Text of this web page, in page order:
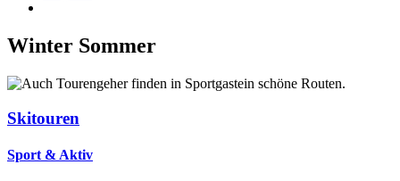
Winter Sommer
Skitouren
Sport & Aktiv